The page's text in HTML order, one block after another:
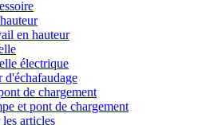
en hauteur
électrique
d'échafaudage
de chargement
et pont de chargement
articles